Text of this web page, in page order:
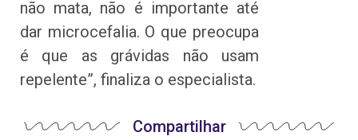
não mata, não é importante até
dar microcefalia. O que preocupa
é que as grávidas não usam
repelente”, finaliza o especialista.
Compartilhar